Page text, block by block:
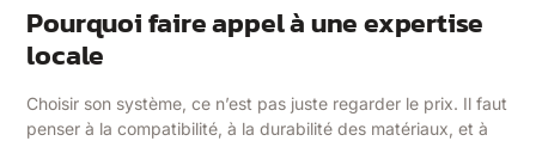
Pourquoi faire appel à une expertise
locale
Choisir son système, ce n’est pas juste regarder le prix. Il faut
penser à la compatibilité, à la durabilité des matériaux, et à